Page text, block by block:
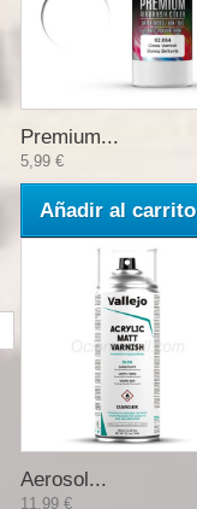
Premium...
5,99 €
Añadir al carrito
Aerosol...
11,99 €